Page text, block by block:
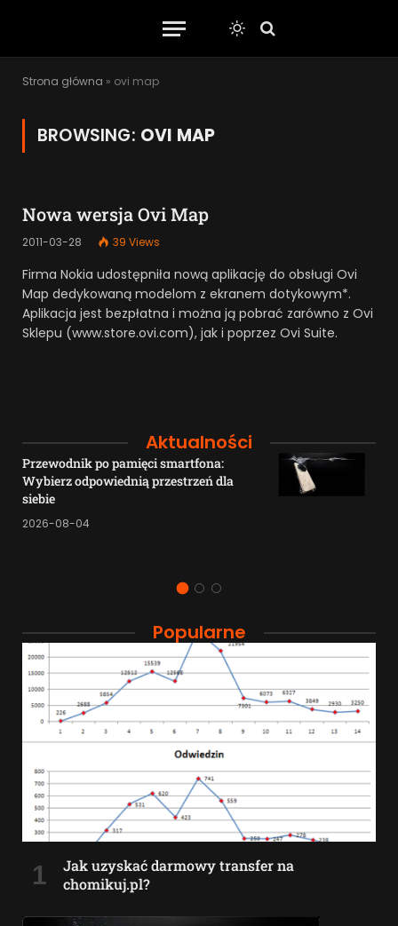
Strona główna » ovi map
BROWSING: OVI MAP
Nowa wersja Ovi Map
2011-03-28 39 Views
Firma Nokia udostępniła nową aplikację do obsługi Ovi
Map dedykowaną modelom z ekranem dotykowym*.
Aplikacja jest bezpłatna i można ją pobrać zarówno z Ovi
Sklepu (www.store.ovi.com), jak i poprzez Ovi Suite.
Aktualności
Przewodnik po pamięci smartfona:
Wybierz odpowiednią przestrzeń dla
siebie
2026-08-04
Popularne
Jak uzyskać darmowy transfer na
chomikuj.pl?